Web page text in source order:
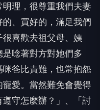
理，很尊重我們夫妻
、買好的，滿足我們
喜歡去祖父母、姨
唸著對方對她們多
爸比責難，也常抱怨
愛。當然難免會覺得
遵守怎麼辦？」、「討